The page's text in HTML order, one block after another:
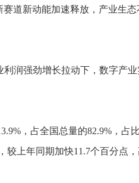
新动能加速释放，产业生
润强劲增长拉动下，数字产业
，占全国总量的82.9%，占
上年同期加快11.7个百分点